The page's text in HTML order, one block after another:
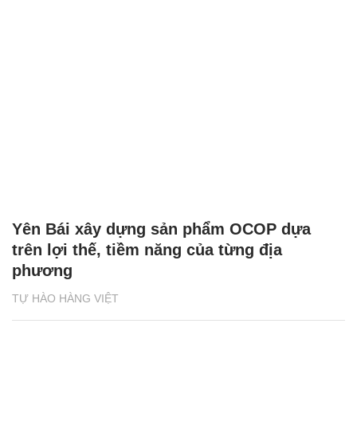
TỰ HÀO HÀNG VIỆT
Yên Bái xây dựng sản phẩm OCOP dựa
trên lợi thế, tiềm năng của từng địa
phương